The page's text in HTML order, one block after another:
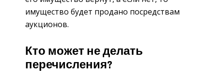
имущество будет продано посредствам
аукционов.
Кто может не делать
перечисления?